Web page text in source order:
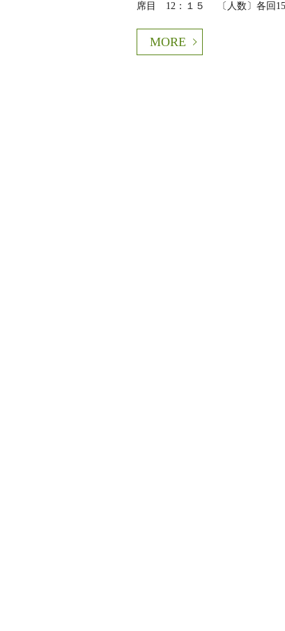
席目 12：１５ 〔人数〕各回
MORE